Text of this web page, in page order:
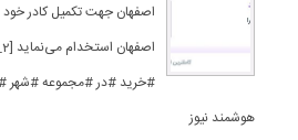
اصفهان جهت تکمیل کادر
#خرید #در #مجموعه #شهر
هوشمند نیوز